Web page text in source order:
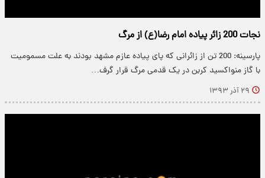
نجات 200 زائر پیاده امام رضا(ع) از مرگ
پارسینه: 200 تن از زائرانی که پای پیاده عازم مشهد بودند به علت مسمومیت
با گاز منواکسید کربن در یک قدمی مرگ قرار گرف…
۲۹ آذر ۱۳۹۳